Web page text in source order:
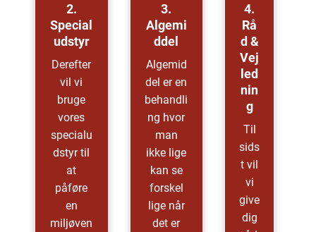
2.
Special
Udstyr
Derefter
vil vi
bruge
vores
specialu
dstyr til
at
påføre
en
miljøven
3.
Algemi
Ddel
Algemid
del er en
behandli
ng hvor
man
ikke lige
kan se
forskel
lige når
det er
4.
Rå
D &
Vej
Led
Nin
G
Til
sids
t vil
vi
give
dig